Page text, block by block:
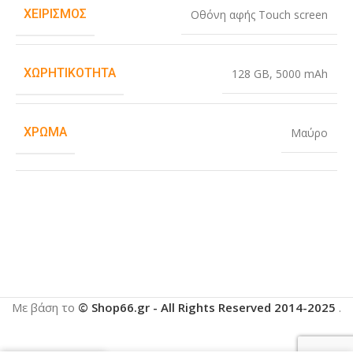
ΧΕΙΡΙΣΜΌΣ Οθόνη αφής Touch screen
ΧΩΡΗΤΙΚΌΤΗΤΑ 128 GB, 5000 mAh
ΧΡΏΜΑ Μαύρο
Με βάση το © Shop66.gr - All Rights Reserved 2014-2025 .